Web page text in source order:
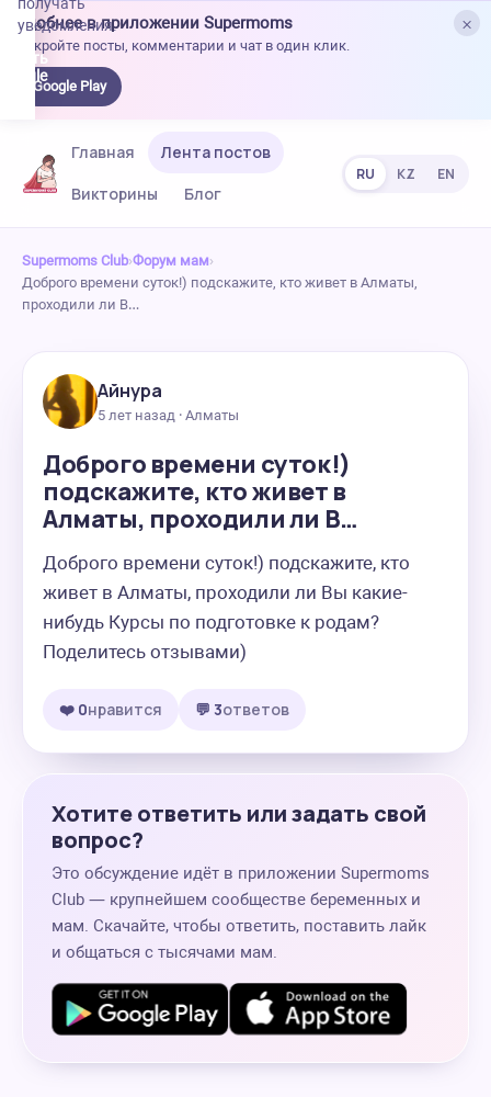
×
Удобнее в приложении Supermoms
Откройте посты, комментарии и чат в один клик.
Google Play
уведомления.
Главная
Лента постов
Викторины
Блог
RU KZ EN
Supermoms Club›Форум мам›
Доброго времени суток!) подскажите, кто живет в Алматы,
проходили ли В…
Айнура
5 лет назад · Алматы
Доброго времени суток!)
подскажите, кто живет в
Алматы, проходили ли В…
Доброго времени суток!) подскажите, кто
живет в Алматы, проходили ли Вы какие-
нибудь Курсы по подготовке к родам?
Поделитесь отзывами)
❤️ 0нравится 💬 3ответов
Хотите ответить или задать свой
вопрос?
Это обсуждение идёт в приложении Supermoms
Club — крупнейшем сообществе беременных и
мам. Скачайте, чтобы ответить, поставить лайк
и общаться с тысячами мам.